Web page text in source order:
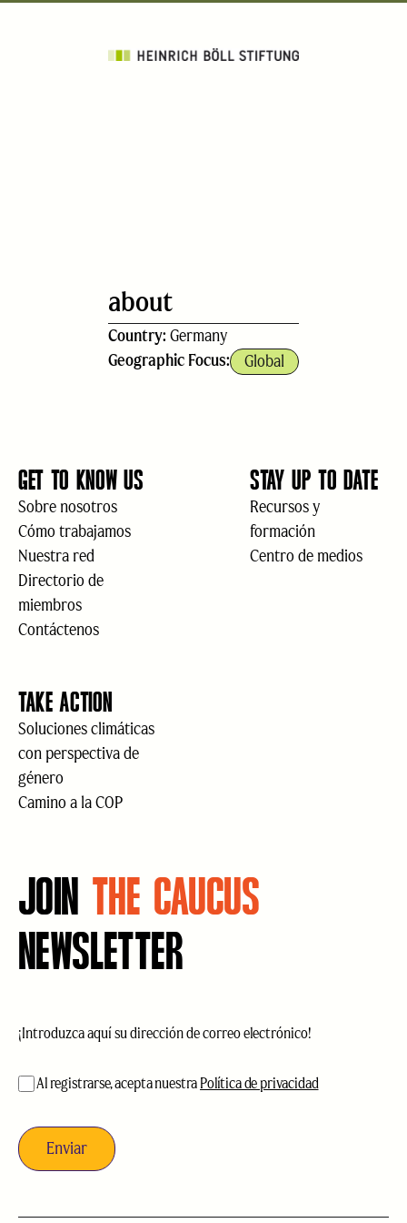
about
Country: Germany
Geographic Focus:
Global
GET TO KNOW US
Sobre nosotros
Cómo trabajamos
Nuestra red
Directorio de
miembros
Contáctenos
STAY UP TO DATE
Recursos y
formación
Centro de medios
TAKE ACTION
Soluciones climáticas
con perspectiva de
género
Camino a la COP
JOIN THE CAUCUS
NEWSLETTER
electrónico(Obligatorio)
aceptación(Obligatorio)
Al registrarse, acepta nuestra Política de privacidad